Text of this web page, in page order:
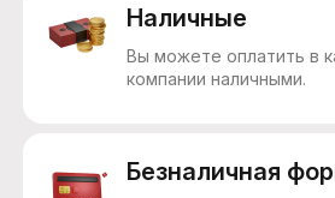
Наличные
Вы можете оплатить в
компании наличными.
Безналичная